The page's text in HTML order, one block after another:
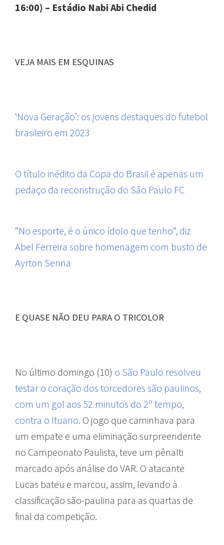
16:00) – Estádio Nabi Abi Chedid
VEJA MAIS EM ESQUINAS
‘Nova Geração’: os jovens destaques do futebol
brasileiro em 2023
O título inédito da Copa do Brasil é apenas um
pedaço da reconstrução do São Paulo FC
“No esporte, é o único ídolo que tenho”, diz
Abel Ferreira sobre homenagem com busto de
Ayrton Senna
E QUASE NÃO DEU PARA O TRICOLOR
No último domingo (10) o São Paulo resolveu
testar o coração dos torcedores são paulinos,
com um gol aos 52 minutos do 2º tempo,
contra o Ituano. O jogo que caminhava para
um empate e uma eliminação surpreendente
no Campeonato Paulista, teve um pênalti
marcado após análise do VAR. O atacante
Lucas bateu e marcou, assim, levando à
classificação são-paulina para as quartas de
final da competição.